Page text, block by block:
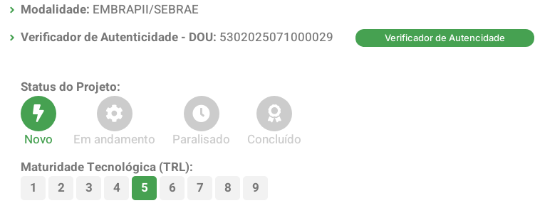
Modalidade: EMBRAPII/SEBRAE
Verificador de Autenticidade - DOU: 5302025071000029 Verificador de Autencidade
Status do Projeto:
Novo Em andamento Paralisado
Concluído
Maturidade Tecnológica (TRL):
1
2 3 4 5 6 7 8 9